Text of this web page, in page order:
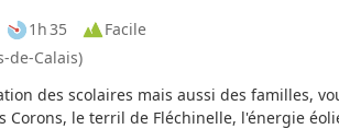
1h 35
Facile
de-Calais)
des scolaires mais aussi des familles,
Corons, le terril de Fléchinelle, l'énergie